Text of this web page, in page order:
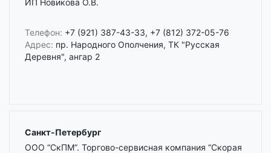
Телефон: +7 (921) 387-43-33, +7 (812) 372-05-76
Адрес: пр. Народного Ополчения, ТК "Русская
Деревня", ангар 2
Санкт-Петербург
ООО “СкПМ”. Торгово-сервисная компания “Скорая